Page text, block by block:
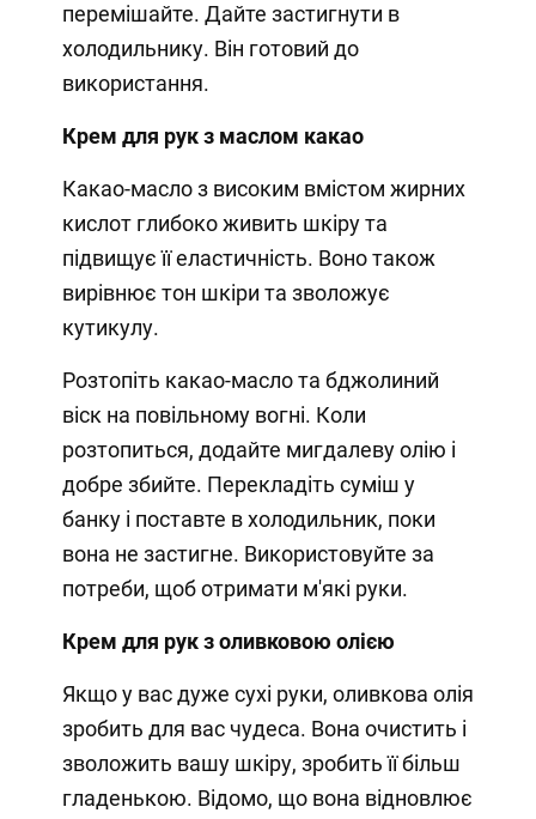
перемішайте. Дайте застигнути в
холодильнику. Він готовий до
використання.
Крем для рук з маслом какао
Какао-масло з високим вмістом жирних
кислот глибоко живить шкіру та
підвищує її еластичність. Воно також
вирівнює тон шкіри та зволожує
кутикулу.
Розтопіть какао-масло та бджолиний
віск на повільному вогні. Коли
розтопиться, додайте мигдалеву олію і
добре збийте. Перекладіть суміш у
банку і поставте в холодильник, поки
вона не застигне. Використовуйте за
потреби, щоб отримати м'які руки.
Крем для рук з оливковою олією
Якщо у вас дуже сухі руки, оливкова олія
зробить для вас чудеса. Вона очистить і
зволожить вашу шкіру, зробить її більш
гладенькою. Відомо, що вона відновлює